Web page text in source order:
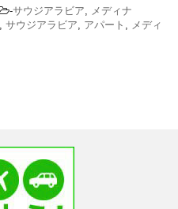
-サウジアラビア
メディナ
サウジアラビア アパート
メディ